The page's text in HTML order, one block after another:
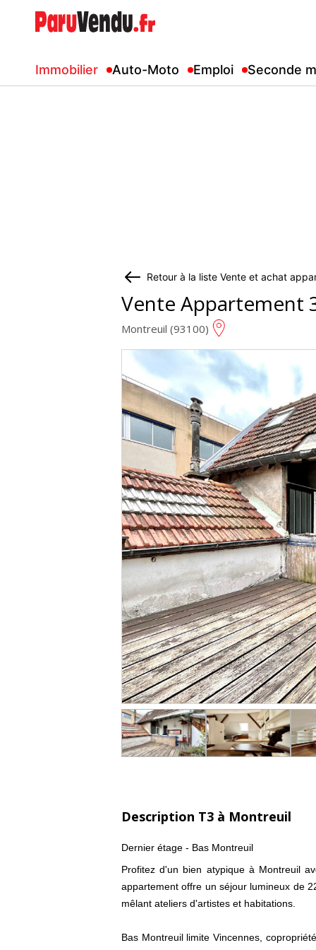
Immobilier Auto-Moto Emploi Seconde
Retour à la liste Vente et achat
Vente Appartement
Montreuil (93100)
Description T3 à Montreuil
Dernier étage - Bas Montreuil
Profitez d'un bien atypique à Montreuil
appartement offre un séjour lumineux de
mêlant ateliers d'artistes et habitations.
Bas Montreuil limite Vincennes,